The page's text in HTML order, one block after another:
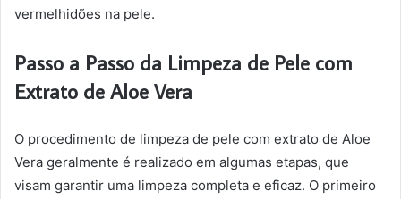
vermelhidões na pele.
Passo a Passo da Limpeza de Pele com
Extrato de Aloe Vera
O procedimento de limpeza de pele com extrato de Aloe
Vera geralmente é realizado em algumas etapas, que
visam garantir uma limpeza completa e eficaz. O primeiro